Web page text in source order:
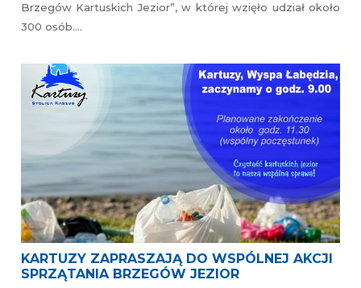
Brzegów Kartuskich Jezior”, w której wzięło udział około
300 osób….
KARTUZY ZAPRASZAJĄ DO WSPÓLNEJ AKCJI
SPRZĄTANIA BRZEGÓW JEZIOR